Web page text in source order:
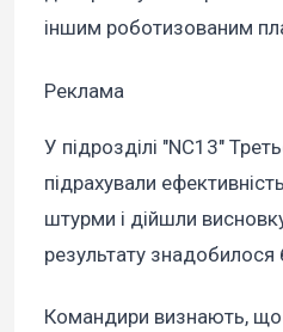
іншим роботизованим
Реклама
У підрозділі "NC13"
підрахували
штурми і дійшли
результату знадобилося
Командири визнають, що